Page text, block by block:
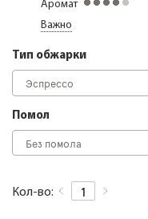
Кофе
Кофе свежей
Кофе в зернах 1000
Чай
Зеленый чай
О компании
Тип обжарки
Помол
Кол-во:
Аромат
Важно